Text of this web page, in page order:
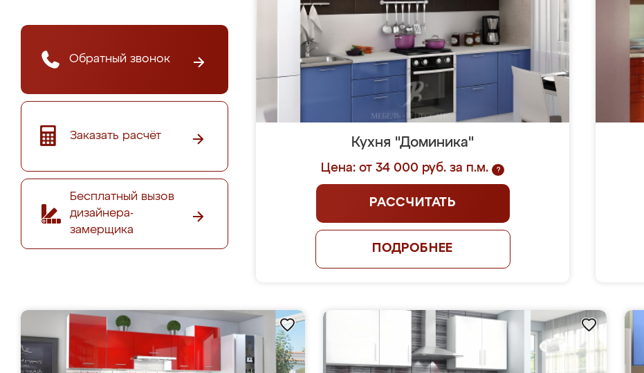
Обратный звонок
Заказать расчёт
Бесплатный вызов
дизайнера-
замерщика
Кухня "Доминика"
Цена: от 34 000 руб. за п.м. ?
РАССЧИТАТЬ
ПОДРОБНЕЕ